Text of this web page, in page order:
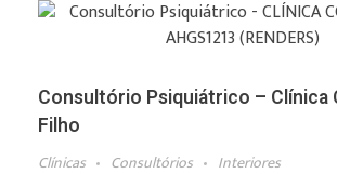
Consultório Psiquiátrico – Clínica
Filho
Clínicas Consultórios Interiores